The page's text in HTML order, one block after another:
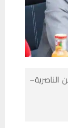
الناصرية–